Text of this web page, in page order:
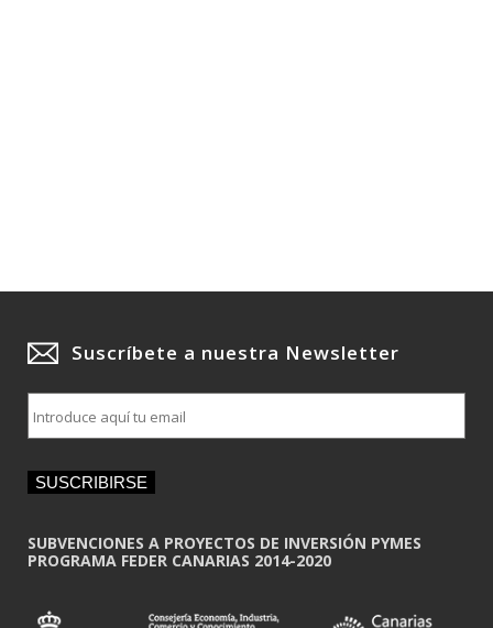
Suscríbete a nuestra Newsletter
m
a
SUSCRIBIRSE
SUBVENCIONES A PROYECTOS DE INVERSIÓN PYMES
PROGRAMA FEDER CANARIAS 2014-2020